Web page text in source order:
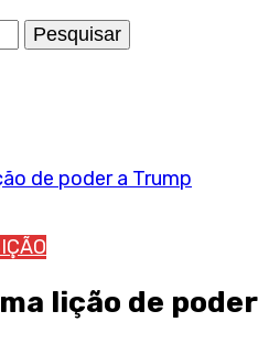
de poder a Trump
lição de poder